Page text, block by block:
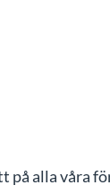
på alla våra